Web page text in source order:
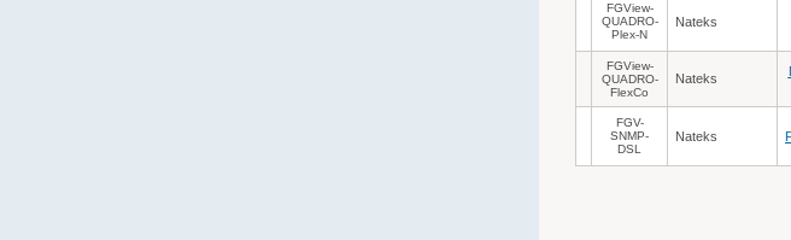
FGView-
QUADRO-
Plex-N
Nateks
FGView-
QUADRO-
FlexCo
Nateks
FGV-
SNMP-
DSL
Nateks